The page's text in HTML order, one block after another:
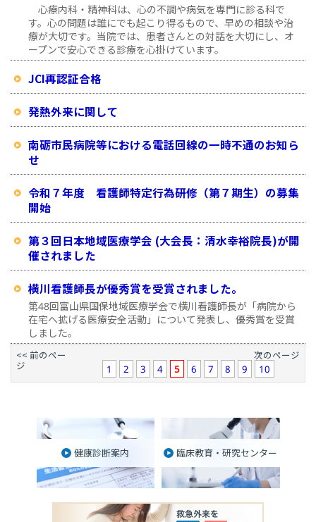
心療内科・精神科は、心の不調や病気を専門に診る科で
す。心の問題は誰にでも起こり得るもので、早めの相談や治
療が大切です。当院では、患者さんとの対話を大切にし、オ
ープンで安心できる診療を心掛けています。
JCI再認証合格
発熱外来に関して
南砺市民病院等における電話回線の一時不通のお知ら
せ
令和７年度 看護師特定行為研修（第７期生）の募集
開始
第３回日本地域医療学会 (大会長：清水幸裕院長)が開
催されました
横川看護師長が優秀賞を受賞されました。
第48回富山県国保地域医療学会で横川看護師長が「病院から
在宅へ拡げる医療安全活動」について発表し、優秀賞を受賞
しました。
<< 前のペー
ジ
次のページ
1
2 3 4 5 6 7 8 9 10
健康診断案内 臨床教育・研究センター